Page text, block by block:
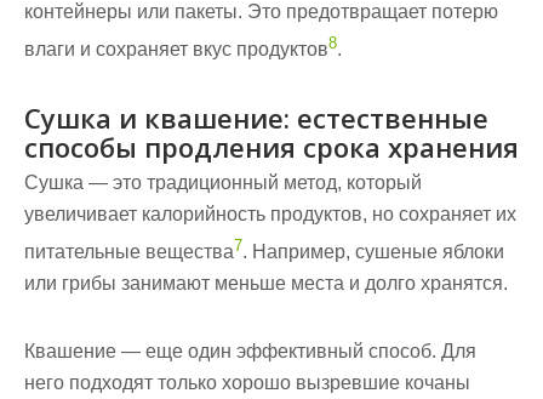
контейнеры или пакеты. Это предотвращает потерю
влаги и сохраняет вкус продуктов8.
Сушка и квашение: естественные
способы продления срока хранения
Сушка — это традиционный метод, который
увеличивает калорийность продуктов, но сохраняет их
питательные вещества7. Например, сушеные яблоки
или грибы занимают меньше места и долго хранятся.
Квашение — еще один эффективный способ. Для
него подходят только хорошо вызревшие кочаны